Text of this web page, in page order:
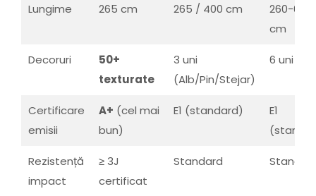
Lungime 265 cm 265 / 400 cm
260-600
cm
Decoruri
50+
texturate
3 uni
(Alb/Pin/Stejar)
6 uni
Certificare
emisii
A+ (cel mai
bun)
E1 (standard)
E1
Rezistență
impact
≥ 3J
certificat
Standard